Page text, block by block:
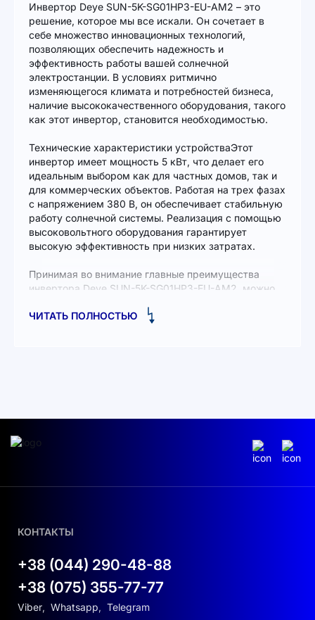
Инвертор Deye SUN-5K-SG01HP3-EU-AM2 – это
решение, которое мы все искали. Он сочетает в
себе множество инновационных технологий,
позволяющих обеспечить надежность и
эффективность работы вашей солнечной
электростанции. В условиях ритмично
изменяющегося климата и потребностей бизнеса,
наличие высококачественного оборудования, такого
как этот инвертор, становится необходимостью.
Технические характеристики устройстваЭтот
инвертор имеет мощность 5 кВт, что делает его
идеальным выбором как для частных домов, так и
для коммерческих объектов. Работая на трех фазах
с напряжением 380 В, он обеспечивает стабильную
работу солнечной системы. Реализация с помощью
высоковольтного оборудования гарантирует
высокую эффективность при низких затратах.
Принимая во внимание главные преимущества
инвертора Deye SUN-5K-SG01HP3-EU-AM2, можно
электричество, чего требует любая
Одним из важных аспектов использования данного
инвертора является его способность работать в
широком диапазоне температур, что увеличивает
ЧИТАТЬ ПОЛНОСТЬЮ
КОНТАКТЫ
+38 (044) 290-48-88
+38 (075) 355-77-77
Viber, Whatsapp, Telegram